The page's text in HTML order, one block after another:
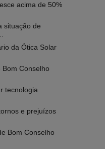
acima de 50%
situação de
da Ótica Solar
Bom Conselho
tecnologia
e prejuízos
Bom Conselho